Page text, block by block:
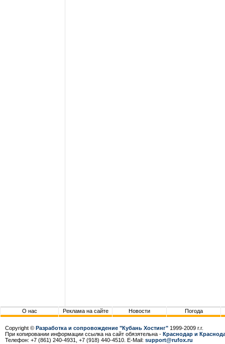
О нас Реклама на сайте Новости Погода
Copyright © Разработка и сопровождение "Кубань Хостинг" 1999-2009 г.г.
При копировании информации ссылка на сайт обязятельна - Краснодар и
Телефон: +7 (861) 240-4931, +7 (918) 440-4510. E-Mail: support@rufox.ru